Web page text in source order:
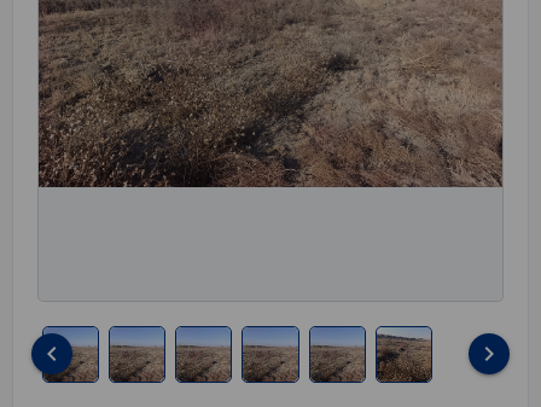
keyboard_arrow_left keyboard_arrow_right